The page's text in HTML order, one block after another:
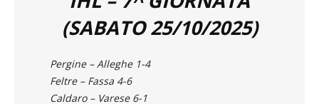
IHL – 7^ GIORNATA
(SABATO 25/10/2025)
Pergine – Alleghe 1-4
Feltre – Fassa 4-6